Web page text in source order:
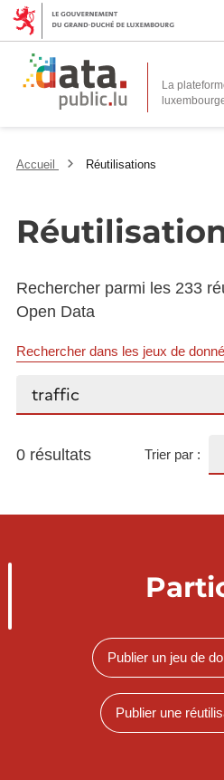
La
Accueil Réutilisations
Rechercher parmi les 233
Open Data
Rechercher dans les jeux de
Rechercher...
0 résultats Trier par :
Publier un jeu de
Publier une